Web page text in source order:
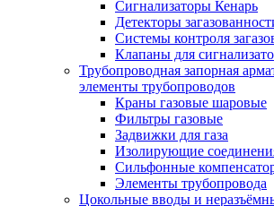
Сигнализаторы Кенарь
Детекторы
Системы контроля
Клапаны для
Трубопроводная запорная
элементы трубопроводов
Краны газовые шаровые
Фильтры газовые
Задвижки для газа
Изолирующие
Сильфонные
Элементы трубопровода
Цокольные вводы и